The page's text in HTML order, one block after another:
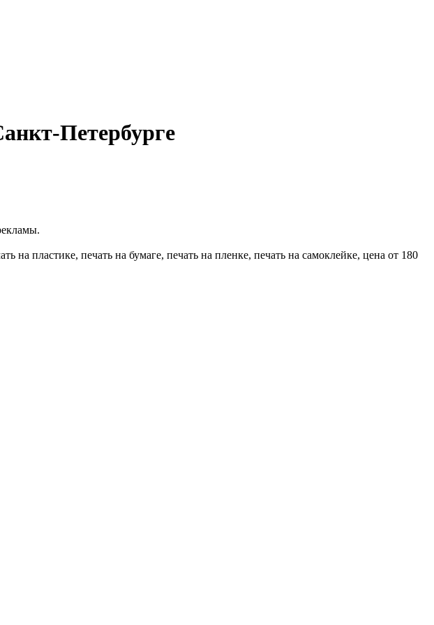
Петербурге
на пластике, печать на бумаге, печать на пленке, печать на самоклейке, цена от 180